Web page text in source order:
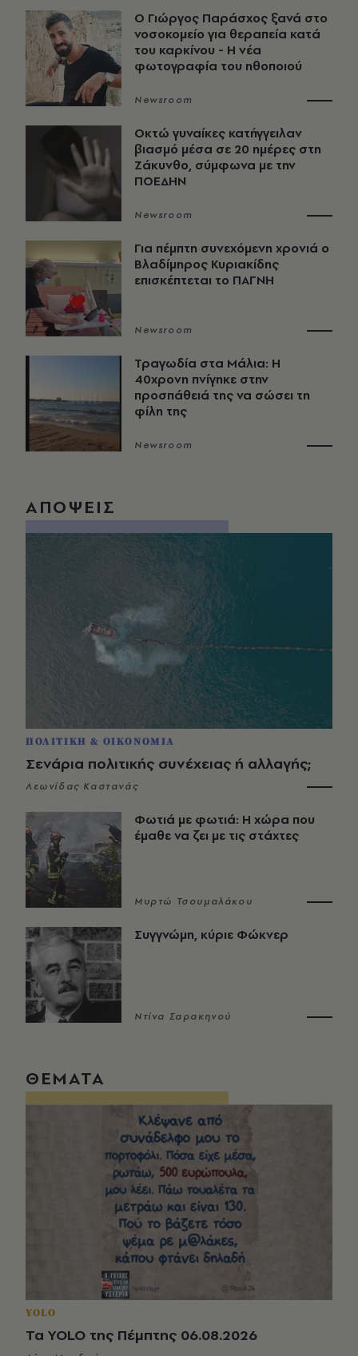
O Γιώργος Παράσχος ξανά στο
νοσοκομείο για θεραπεία κατά
του καρκίνου - Η νέα
φωτογραφία του ηθοποιού
Newsroom
Οκτώ γυναίκες κατήγγειλαν
βιασμό μέσα σε 20 ημέρες στη
Ζάκυνθο, σύμφωνα με την
ΠΟΕΔΗΝ
Newsroom
Για πέμπτη συνεχόμενη χρονιά ο
Βλαδίμηρος Κυριακίδης
επισκέπτεται το ΠΑΓΝΗ
Newsroom
Τραγωδία στα Μάλια: Η
40χρονη πνίγηκε στην
προσπάθειά της να σώσει τη
φίλη της
Newsroom
ΑΠΟΨΕΙΣ
ΠΟΛΙΤΙΚΗ & ΟΙΚΟΝΟΜΙΑ
Σενάρια πολιτικής συνέχειας ή αλλαγής;
Λεωνίδας Καστανάς
Φωτιά με φωτιά: Η χώρα που
έμαθε να ζει με τις στάχτες
Μυρτώ Τσουμαλάκου
Συγγνώμη, κύριε Φώκνερ
Ντίνα Σαρακηνού
ΘΕΜΑΤΑ
YOLO
Τα YOLO της Πέμπτης 06.08.2026